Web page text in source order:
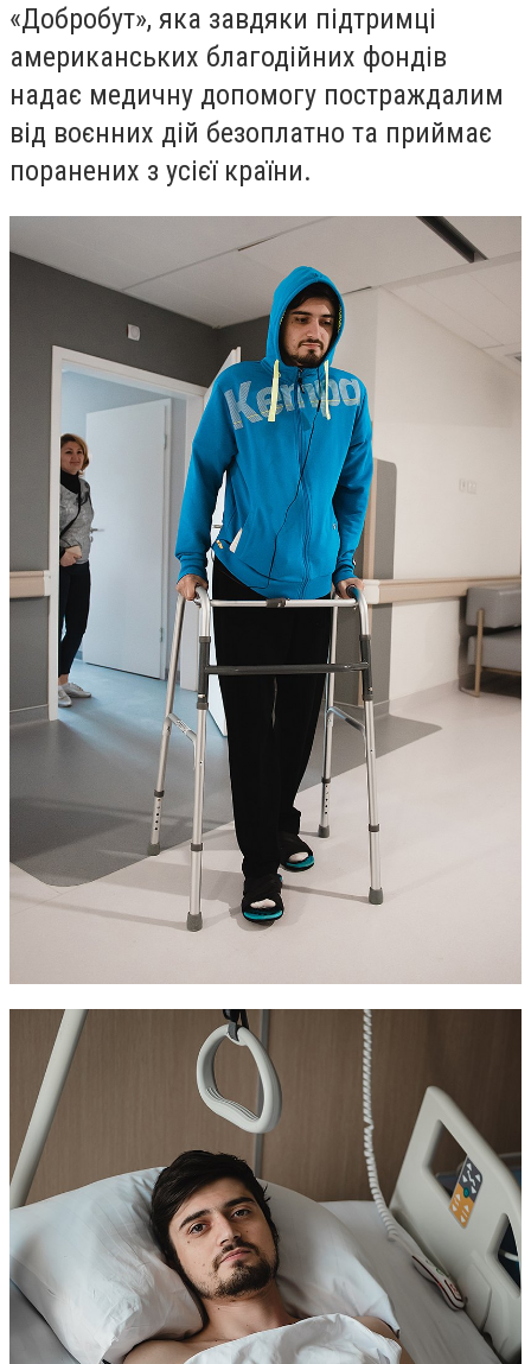
«Добробут», яка завдяки підтримці
американських благодійних фондів
надає медичну допомогу постраждалим
від воєнних дій безоплатно та приймає
поранених з усієї країни.